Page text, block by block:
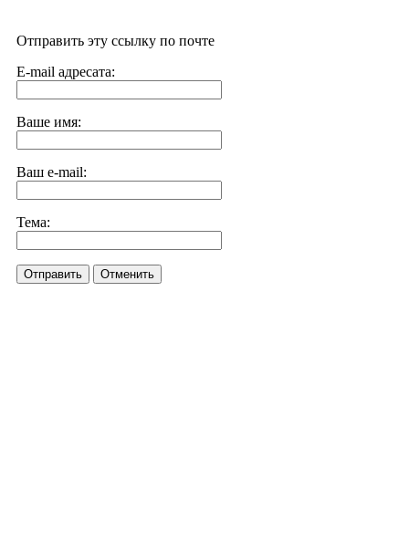
Отправить эту ссылку по почте
E-mail адресата:
Ваше имя:
Ваш e-mail:
Тема:
Отправить Отменить